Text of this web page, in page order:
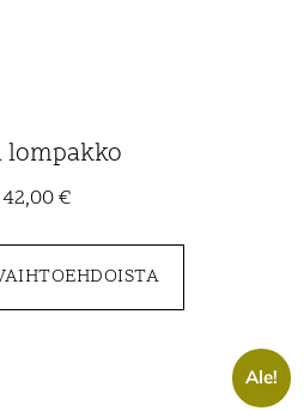
lompakko
42,00€
Ale!